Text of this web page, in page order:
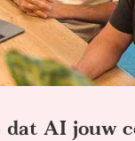
dat AI jouw